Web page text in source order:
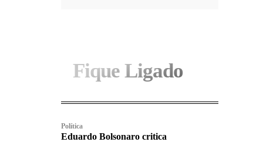
Fique Ligado
Política
Eduardo Bolsonaro critica